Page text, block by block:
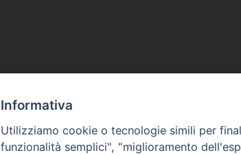
Informativa
Utilizziamo cookie o tecnologie simili per
funzionalità semplici", "miglioramento